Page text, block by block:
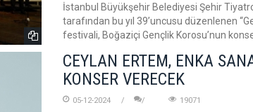
İstanbul Büyükşehir Belediyesi Şehir
tarafından bu yıl 39’uncusu düzenlenen
festivali, Boğaziçi Gençlik Korosu’nun
CEYLAN ERTEM, ENKA
KONSER VERECEK
05-12-2024 19071
TUZBİBER, EDİNBURGH
GÖSTERİSİNİ DENİZ